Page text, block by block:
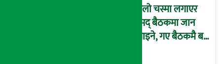
कालो चस्मा लगाएर
संसद् बैठकमा जान
नपाइने, गए बैठकमै बस्न